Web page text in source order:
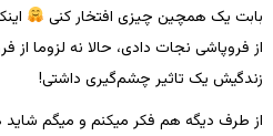
بابت یک همچین چیزی افتخار کنی
از فروپاشی نجات دادی، حالا نه لزوما
زندگیش یک تاثیر چشم‌گیری داشتی!
از طرف دیگه هم فکر میکنم و میگم